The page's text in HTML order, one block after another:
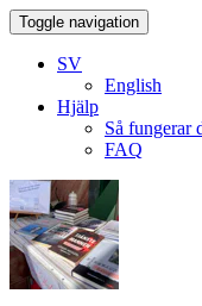
Toggle navigation
SV
English
Hjälp
Så fungerar
FAQ